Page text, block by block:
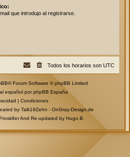
que introdujo al registrarse.
Todos los horarios son UTC
® Forum Software © phpBB Limited
español porphpBB España
| Condiciones
by Talk19Zehn - OnGray-Design.de
And Re-updated by Hugo.B